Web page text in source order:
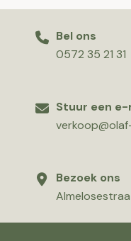
Bel ons
0572 35 21 31
Stuur een e-
Bezoek ons